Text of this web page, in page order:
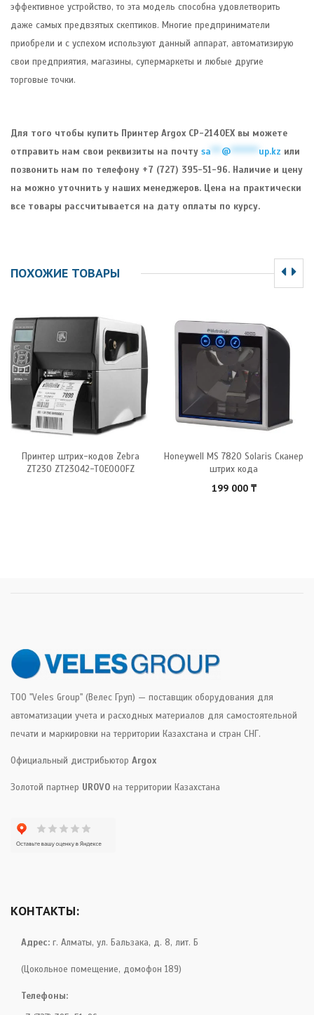
эффективное устройство, то эта модель способна удовлетворить
даже самых предвзятых скептиков. Многие предприниматели
приобрели и с успехом используют данный аппарат, автоматизирую
свои предприятия, магазины, супермаркеты и любые другие
торговые точки.
Для того чтобы купить Принтер Argox CP-2140EX вы можете
отправить нам свои реквизиты на почту sa *** @******** up.kz или
позвонить нам по телефону +7 (727) 395-51-96. Наличие и цену
на можно уточнить у наших менеджеров. Цена на практически
все товары рассчитывается на дату оплаты по курсу.
ПОХОЖИЕ ТОВАРЫ
Принтер штрих-кодов Zebra
ZT230 ZT23042-T0E000FZ
Honeywell MS 7820 Solaris Сканер
штрих кода
199 000 ₸
ТОО "Veles Group" (Велес Груп) — поставщик оборудования для
автоматизации учета и расходных материалов для самостоятельной
печати и маркировки на территории Казахстана и стран СНГ.
Официальный дистрибьютор Argox
Золотой партнер UROVO на территории Казахстана
КОНТАКТЫ:
Адрес: г. Алматы, ул. Бальзака, д. 8, лит. Б
(Цокольное помещение, домофон 189)
Телефоны: